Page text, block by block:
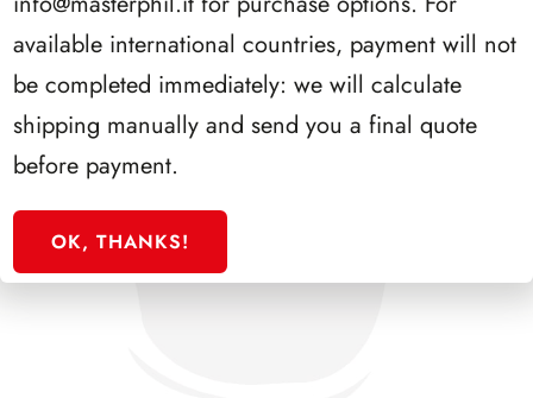
available international countries, payment will not
be completed immediately: we will calculate
shipping manually and send you a final quote
before payment.
OK, THANKS!